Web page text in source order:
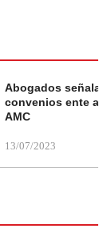
Abogados
convenios ente
AMC
13/07/2023